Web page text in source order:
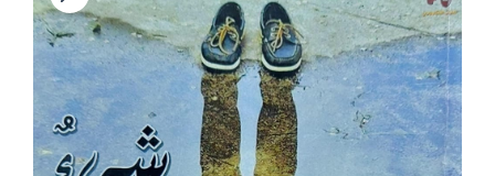
لا
بد
منه
رواية
(د.حمزة
عبدالله
الضياني)